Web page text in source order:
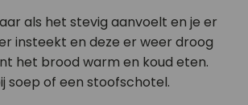
als het stevig aanvoelt en je er
insteekt en deze er weer droog
het brood warm en koud eten.
soep of een stoofschotel.